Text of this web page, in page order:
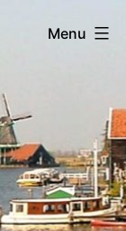
Menu